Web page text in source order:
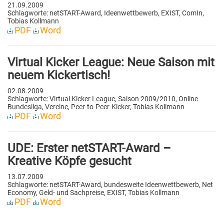
21.09.2009
Schlagworte: netSTART-Award, Ideenwettbewerb, EXIST, ComIn,
Tobias Kollmann
PDF Word
Virtual Kicker League: Neue Saison mit
neuem Kickertisch!
02.08.2009
Schlagworte: Virtual Kicker League, Saison 2009/2010, Online-
Bundesliga, Vereine, Peer-to-Peer-Kicker, Tobias Kollmann
PDF Word
UDE: Erster netSTART-Award –
Kreative Köpfe gesucht
13.07.2009
Schlagworte: netSTART-Award, bundesweite Ideenwettbewerb, Net
Economy, Geld- und Sachpreise, EXIST, Tobias Kollmann
PDF Word